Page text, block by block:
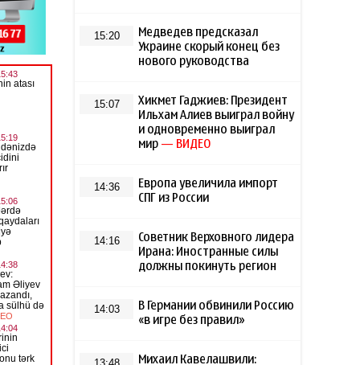
15:20
Медведев предсказал
Украине скорый конец без
нового руководства
15:07
Хикмет Гаджиев: Президент
Ильхам Алиев выиграл войну
и одновременно выиграл
мир — ВИДЕО
14:36
Европа увеличила импорт
СПГ из России
14:16
Советник Верховного лидера
Ирана: Иностранные силы
должны покинуть регион
14:03
В Германии обвинили Россию
«в игре без правил»
Михаил Кавелашвили: